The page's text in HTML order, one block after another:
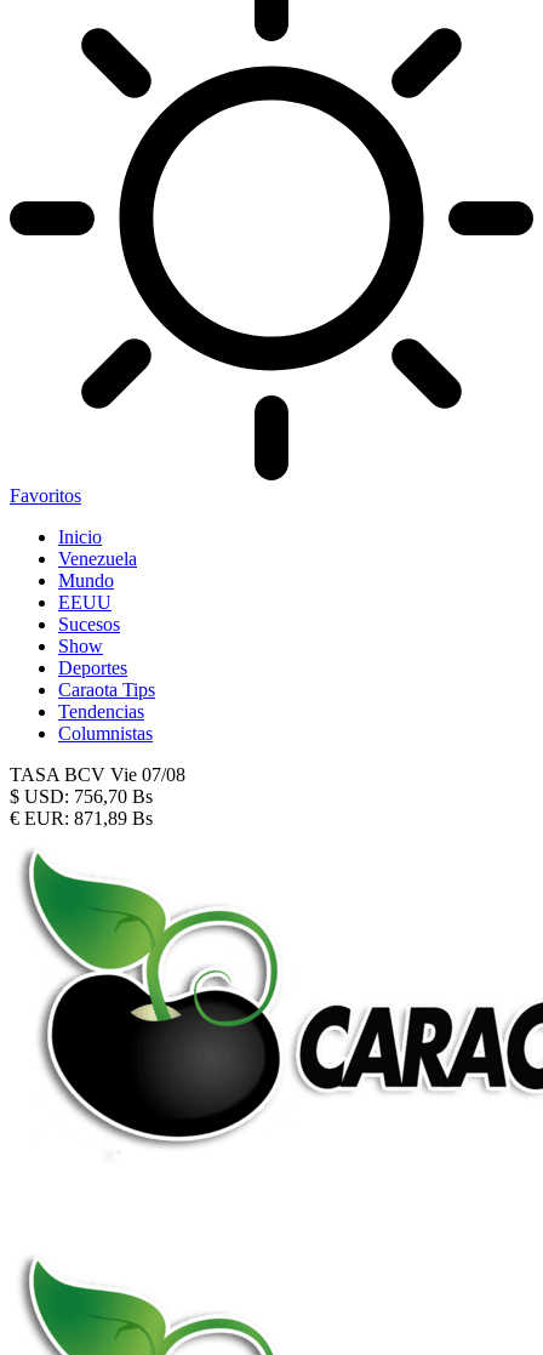
Favoritos
Inicio
Venezuela
Mundo
EEUU
Sucesos
Show
Deportes
Caraota Tips
Tendencias
Columnistas
TASA BCV Vie 07/08
$ USD: 756,70 Bs
€ EUR: 871,89 Bs